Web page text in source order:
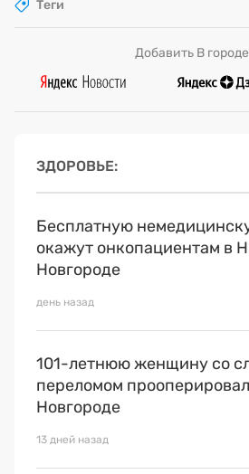
Теги
Добавить В
ЗДОРОВЬЕ
Бесплатную
окажут онкопациентам в
Новгороде
день назад
101-летнюю женщину со
переломом
Новгороде
13 дней назад